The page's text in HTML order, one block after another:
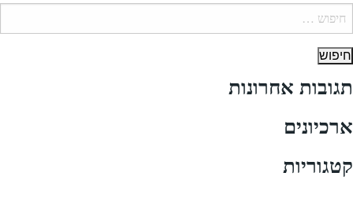
תגובות אחרונות
ארכיונים
קטגוריות